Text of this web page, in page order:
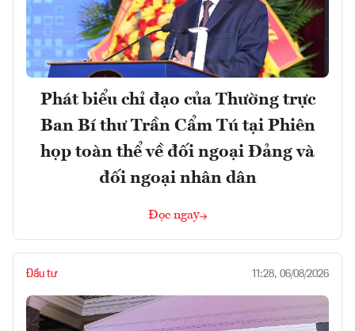
Phát biểu chỉ đạo của Thường trực
Ban Bí thư Trần Cẩm Tú tại Phiên
họp toàn thể về đối ngoại Đảng và
đối ngoại nhân dân
Đọc ngay
Đầu tư 11:28, 06/08/2026